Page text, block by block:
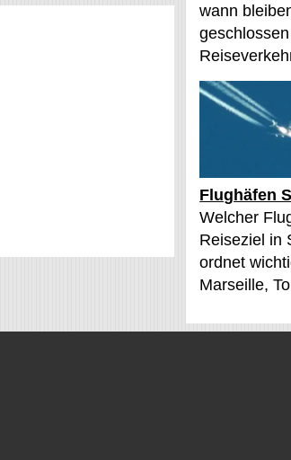
wann
Flughäfen
Welcher
Reiseziel in
ordnet
Marseille,